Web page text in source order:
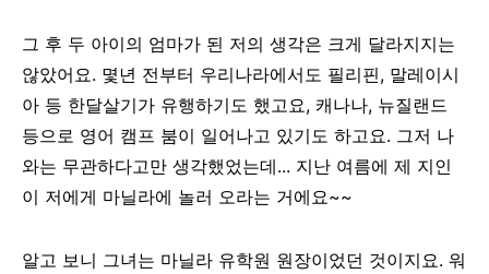
그 후 두 아이의 엄마가 된 저의 생각은 크게 달라지지는
않았어요. 몇년 전부터 우리나라에서도 필리핀, 말레이시
아 등 한달살기가 유행하기도 했고요, 캐나나, 뉴질랜드
등으로 영어 캠프 붐이 일어나고 있기도 하고요. 그저 나
와는 무관하다고만 생각했었는데... 지난 여름에 제 지인
이 저에게 마닐라에 놀러 오라는 거에요~~
알고 보니 그녀는 마닐라 유학원 원장이었던 것이지요. 워